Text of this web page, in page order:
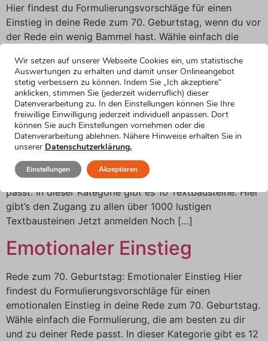
Hier findest du Formulierungsvorschläge für einen
Einstieg in deine Rede zum 70. Geburtstag, wenn du vor
der Rede ein wenig Bammel hast. Wähle einfach die
passt. In dieser Kategorie gibt es 15 Textbausteine:
Heute morgen war ich […]
Toast ohne Prost
Rede zum 70. Geburtstag: Toast ohne Prost Hier findest
du Formulierungsvorschläge für einen Toast am Ende
deiner Rede zum 70. Geburtstag. Wähle einfach die
Formulierung, die am besten zu dir und zu deiner Rede
passt. In dieser Kategorie gibt es 10 Textbausteine: Hier
gibt’s den Zugang zu allen über 1000 lustigen
Textbausteinen Jetzt anmelden Noch […]
Emotionaler Einstieg
Rede zum 70. Geburtstag: Emotionaler Einstieg Hier
findest du Formulierungsvorschläge für einen
emotionalen Einstieg in deine Rede zum 70. Geburtstag.
Wähle einfach die Formulierung, die am besten zu dir
und zu deiner Rede passt. In dieser Kategorie gibt es 12
Wir setzen auf unserer Webseite Cookies ein, um statistische
Auswertungen zu erhalten und damit unser Onlineangebot
stetig verbessern zu können. Indem Sie „Ich akzeptiere“
anklicken, stimmen Sie (jederzeit widerruflich) dieser
Datenverarbeitung zu. In den Einstellungen können Sie Ihre
freiwillige Einwilligung jederzeit individuell anpassen. Dort
können Sie auch Einstellungen vornehmen oder die
Datenverarbeitung ablehnen. Nähere Hinweise erhalten Sie in
unserer Datenschutzerklärung.
Akzeptieren
Einstellungen